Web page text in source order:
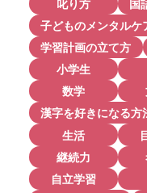
叱り方
国
子どものメンタルケ
学習計画の立て方
小学生
数学
漢字を好きになる方
生活
継続力
自立学習